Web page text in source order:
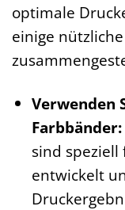
optimale
einige
Verwenden
Farbbänder:
sind
entwickelt